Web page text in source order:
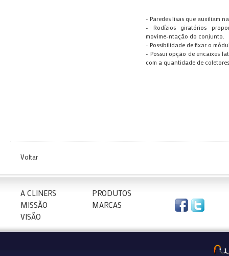
- Paredes lisas que auxiliam
- Rodízios giratórios
movime-ntação do conjunto.
- Possibilidade de fixar o
- Possui opção de encaixes
com a quantidade de
Voltar
A CLINERS
PRODUTOS
MISSÃO
MARCAS
VISÃO